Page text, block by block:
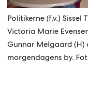
Politikerne (f.v.) Sissel
Victoria Marie
Gunnar Melgaard (H)
morgendagens by.